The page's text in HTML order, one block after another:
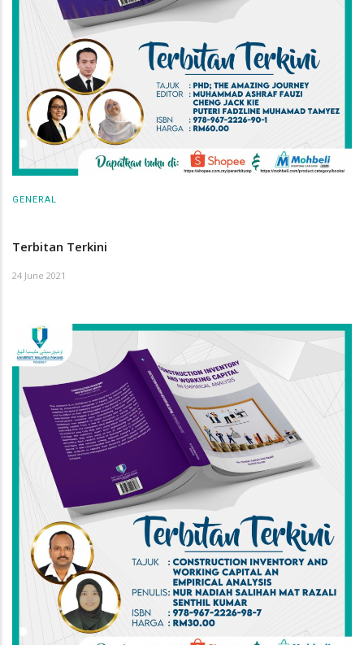
GENERAL
Terbitan Terkini
24 June 2021